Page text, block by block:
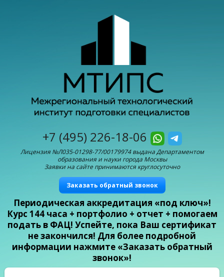
+7 (495) 226-18-06
Лицензия №Л035-01298-77/00179974 выдана Департаментом
образования и науки города Москвы
Заявки на сайте принимаются круглосуточно
Заказать обратный звонок
Периодическая аккредитация «под ключ»!
Курс 144 часа + портфолио + отчет + помогаем
подать в ФАЦ! Успейте, пока Ваш сертификат
не закончился! Для более подробной
информации нажмите «Заказать обратный
звонок»!